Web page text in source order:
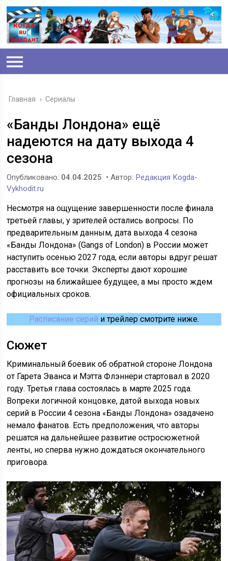
Главная › Сериалы
«Банды Лондона» ещё
надеются на дату выхода 4
сезона
Опубликовано: 04.04.2025 • Автор: Редакция Kogda-
Vykhodit.ru
Несмотря на ощущение завершенности после финала
третьей главы, у зрителей остались вопросы. По
предварительным данным, дата выхода 4 сезона
«Банды Лондона» (Gangs of London) в России может
наступить осенью 2027 года, если авторы вдруг решат
расставить все точки. Эксперты дают хорошие
прогнозы на ближайшее будущее, а мы просто ждем
официальных сроков.
Расписание серий и трейлер смотрите ниже.
Сюжет
Криминальный боевик об обратной стороне Лондона
от Гарета Эванса и Мэтта Флэннери стартовал в 2020
году. Третья глава состоялась в марте 2025 года.
Вопреки логичной концовке, датой выхода новых
серий в России 4 сезона «Банды Лондона» озадачено
немало фанатов. Есть предположения, что авторы
решатся на дальнейшее развитие остросюжетной
ленты, но сперва нужно дождаться окончательного
приговора.